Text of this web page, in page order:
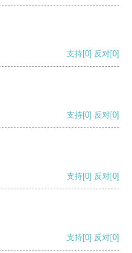
支持[0] 反对[0]
支持[0] 反对[0]
支持[0] 反对[0]
支持[0] 反对[0]